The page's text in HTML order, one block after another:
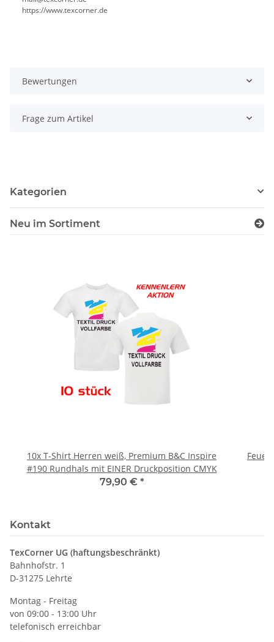
https://www.texcorner.de
Bewertungen
Frage zum Artikel
Kategorien
Neu im Sortiment
10x T-Shirt Herren weiß, Premium B&C Inspire
#190 Rundhals mit EINER Druckposition CMYK
79,90 € *
Kontakt
TexCorner UG (haftungsbeschränkt)
Bahnhofstr. 1
D-31275 Lehrte
Montag - Freitag
von 09:00 - 13:00 Uhr
telefonisch erreichbar